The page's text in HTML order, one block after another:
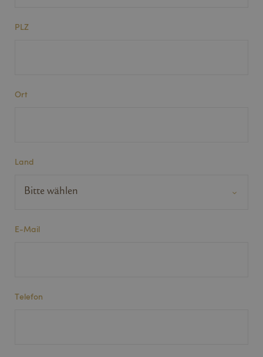
PLZ
Ort
Land
E-Mail
Telefon